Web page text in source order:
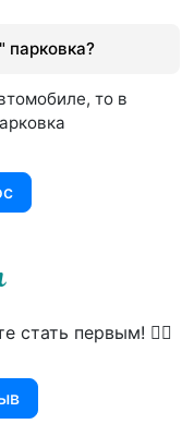
парковка?
то в
первым! 👍🏻